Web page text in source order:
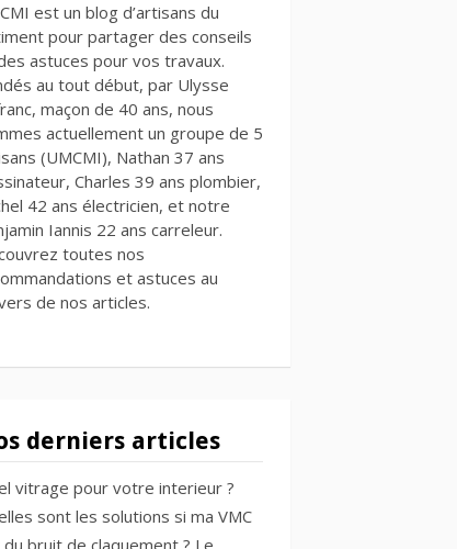
est un blog d’artisans du
pour partager des conseils
astuces pour vos travaux.
au tout début, par Ulysse
maçon de 40 ans, nous
actuellement un groupe de 5
(UMCMI), Nathan 37 ans
Charles 39 ans plombier,
42 ans électricien, et notre
Iannis 22 ans carreleur.
toutes nos
et astuces au
de nos articles.
derniers articles
vitrage pour votre interieur ?
sont les solutions si ma VMC
bruit de claquement ? Le